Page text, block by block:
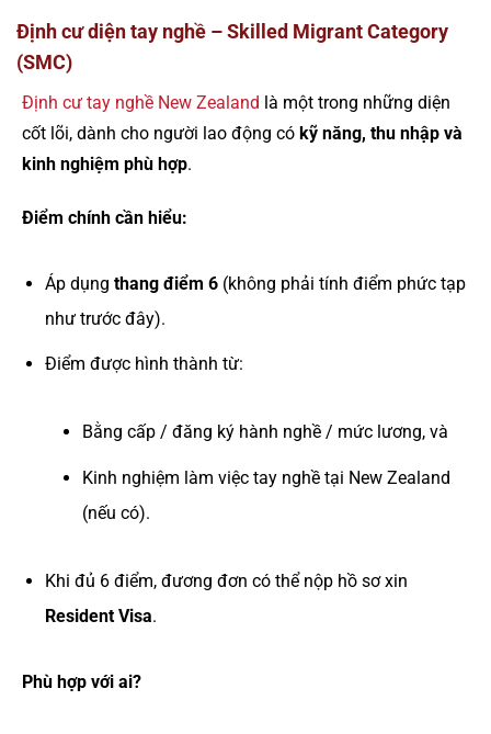
Định cư diện tay nghề – Skilled Migrant Category
(SMC)
Định cư tay nghề New Zealand là một trong những diện
cốt lõi, dành cho người lao động có kỹ năng, thu nhập và
kinh nghiệm phù hợp.
Điểm chính cần hiểu:
Áp dụng thang điểm 6(không phải tính điểm phức tạp
như trước đây).
Điểm được hình thành từ:
Bằng cấp / đăng ký hành nghề / mức lương, và
Kinh nghiệm làm việc tay nghề tại New Zealand
(nếu có).
Khi đủ 6 điểm, đương đơn có thể nộp hồ sơ xin
Resident Visa.
Phù hợp với ai?